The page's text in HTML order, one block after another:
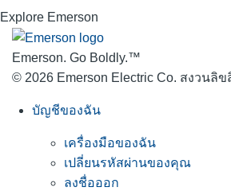
Explore Emerson
Emerson. Go Boldly.™
© 2026 Emerson Electric Co. สงวนลิ
บัญชีของฉัน
เครื่องมือของฉัน
เปลี่ยนรหัสผ่านของคุณ
ลงชื่อออก